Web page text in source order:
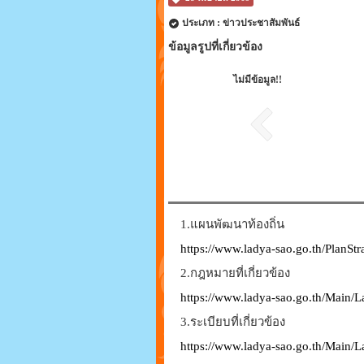
ประเภท : ข่าวประชาสัมพันธ์
ข้อมูลรูปที่เกี่ยวข้อง
ไม่มีข้อมูล!!
1.แผนพัฒนาท้องถิ่น
https://www.ladya-sao.go.th/
2.กฎหมายที่เกี่ยวข้อง
https://www.ladya-sao.go.th/Main/
3.ระเบียบที่เกี่ยวข้อง
https://www.ladya-sao.go.th/Main/